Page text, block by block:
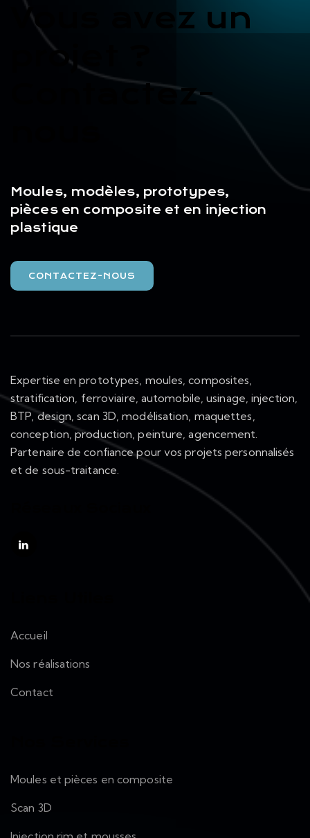
Vous avez un
projet ?
Contactez-
Moules, modèles, prototypes,
pièces en composite et en injection
plastique
CONTACTEZ-NOUS
Expertise en prototypes, moules, composites,
stratification, ferroviaire, automobile, usinage, injection,
BTP, design, scan 3D, modélisation, maquettes,
conception, production, peinture, agencement.
Partenaire de confiance pour vos projets personnalisés
et de sous-traitance.
Accueil
Nos réalisations
Contact
Moules et pièces en composite
Scan 3D